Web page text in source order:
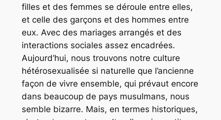
filles et des femmes se déroule entre elles,
et celle des garçons et des hommes entre
eux. Avec des mariages arrangés et des
interactions sociales assez encadrées.
Aujourd’hui, nous trouvons notre culture
hétérosexualisée si naturelle que l’ancienne
façon de vivre ensemble, qui prévaut encore
dans beaucoup de pays musulmans, nous
semble bizarre. Mais, en termes historiques,